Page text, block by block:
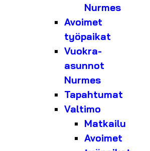
Nurmes
Avoimet
työpaikat
Vuokra-
asunnot
Nurmes
Tapahtumat
Valtimo
Matkailu
Avoimet